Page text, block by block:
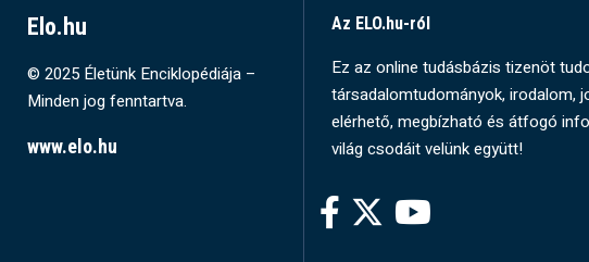
Elo.hu
© 2025 Életünk Enciklopédiája –
Minden jog fenntartva.
www.elo.hu
Az ELO.hu-ról
Ez az online tudásbázis tizenöt
társadalomtudományok, irodalom,
elérhető, megbízható és átfogó
világ csodáit velünk együtt!